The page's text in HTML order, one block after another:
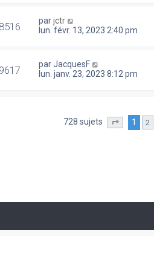
parjctr
lun. févr. 13, 2023 2:40 pm
parJacquesF
lun. janv. 23, 2023 8:12 pm
728 sujets Page sur
1 2